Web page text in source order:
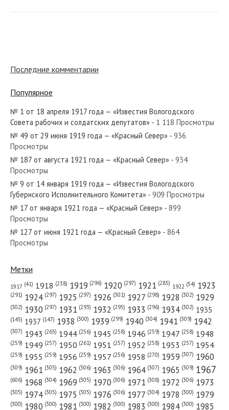
№ 217 от октября 1952 года — «Красный Север»
№ 120 от июня 1953 года — «Красный Север»
№ 191 от августа 1983 года — «Красный Север»
№ 195 от сентября 1920 года — «Красный Север»
№ 104 от мая 1926 года — «Красный Север»
Последние комментарии
Популярное
№ 1 от 18 апреля 1917 года — «Известия Вологодского
Совета рабочих и солдатских депутатов» - 1 118 Просмотры
№ 49 от 29 июня 1919 года — «Красный Север» - 936
Просмотры
№ 187 от августа 1921 года — «Красный Север» - 934
Просмотры
№ 9 от 14 января 1919 года — «Известия Вологодского
Губернского Исполнительного Комитета» - 909 Просмотры
№ 17 от января 1921 года — «Красный Север» - 899
Просмотры
№ 127 от июня 1921 года — «Красный Север» - 864
Просмотры
Метки
1917 (41) 1918 (238) 1919 (296) 1920 (297) 1921 (285) 1922 (54) 1923
(291) 1924 (297) 1925 (297) 1926 (301) 1927 (298) 1928 (302) 1929
(302) 1930 (297) 1931 (293) 1932 (295) 1933 (296) 1934 (302) 1935
(145) 1937 (147) 1938 (300) 1939 (299) 1940 (304) 1941 (309) 1942
(307) 1943 (265) 1944 (256) 1945 (258) 1946 (259) 1947 (258) 1948
(259) 1949 (257) 1950 (261) 1951 (257) 1952 (258) 1953 (257) 1954
(259) 1955 (259) 1956 (259) 1957 (256) 1958 (270) 1959 (307) 1960
(309) 1961 (305) 1962 (306) 1963 (306) 1964 (307) 1965 (309) 1967
(606) 1968 (304) 1969 (305) 1970 (306) 1971 (308) 1972 (306) 1973
(305) 1974 (305) 1975 (305) 1976 (306) 1977 (304) 1978 (300) 1979
(300) 1980 (300) 1981 (300) 1982 (300) 1983 (300) 1984 (300) 1985